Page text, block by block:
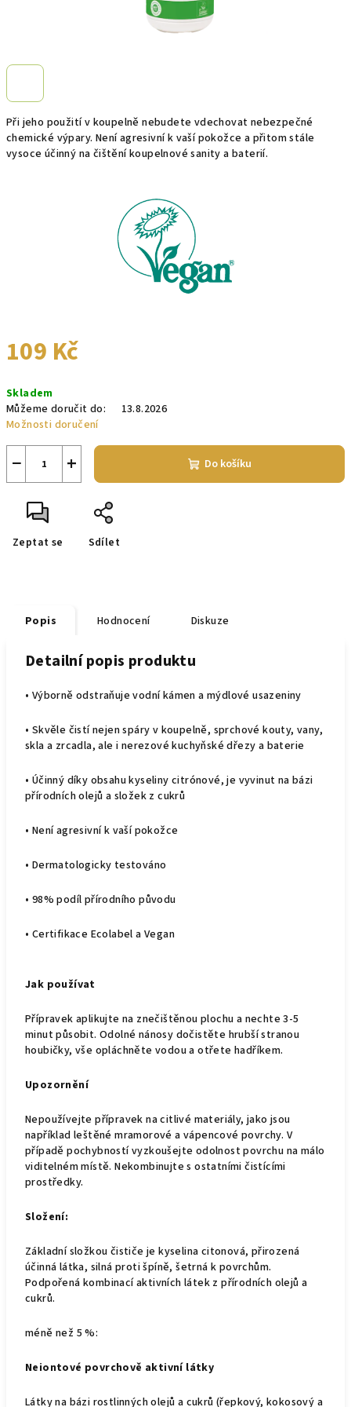
Při jeho použití v koupelně nebudete vdechovat nebezpečné
chemické výpary. Není agresivní k vaší pokožce a přitom stále
vysoce účinný na čištění koupelnové sanity a baterií.
109 Kč
cena:
Skladem
Můžeme doručit do:
13.8.2026
Možnosti doručení
+
− Do košíku
Zeptat se Sdílet
Popis Hodnocení Diskuze
Detailní popis produktu
• Výborně odstraňuje vodní kámen a mýdlové usazeniny
• Skvěle čistí nejen spáry v koupelně, sprchové kouty, vany,
skla a zrcadla, ale i nerezové kuchyňské dřezy a baterie
• Účinný díky obsahu kyseliny citrónové, je vyvinut na bázi
přírodních olejů a složek z cukrů
• Není agresivní k vaší pokožce
• Dermatologicky testováno
• 98% podíl přírodního původu
• Certifikace Ecolabel a Vegan
Jak používat
Přípravek aplikujte na znečištěnou plochu a nechte 3-5
minut působit. Odolné nánosy dočistěte hrubší stranou
houbičky, vše opláchněte vodou a otřete hadříkem.
Upozornění
Nepoužívejte přípravek na citlivé materiály, jako jsou
například leštěné mramorové a vápencové povrchy. V
případě pochybností vyzkoušejte odolnost povrchu na málo
viditelném místě. Nekombinujte s ostatními čistícími
prostředky.
Složení:
Základní složkou čističe je kyselina citonová, přirozená
účinná látka, silná proti špíně, šetrná k povrchům.
Podpořená kombinací aktivních látek z přírodních olejů a
cukrů.
méně než 5 %:
Neiontové povrchově aktivní látky
Látky na bázi rostlinných olejů a cukrů (řepkový, kokosový a